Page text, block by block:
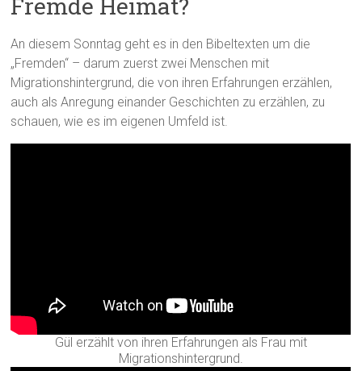
An diesem Sonntag geht es in den Bibeltexten um die
„Fremden“ – darum zuerst zwei Menschen mit
Migrationshintergrund, die von ihren Erfahrungen erzählen,
auch als Anregung einander Geschichten zu erzählen, zu
schauen, wie es im eigenen Umfeld ist.
Gül erzählt von ihren Erfahrungen als Frau mit
Migrationshintergrund.